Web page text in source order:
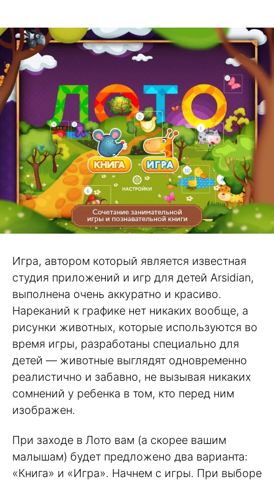
Игра, автором который является известная
студия приложений и игр для детей Arsidian,
выполнена очень аккуратно и красиво.
Нареканий к графике нет никаких вообще, а
рисунки животных, которые используются во
время игры, разработаны специально для
детей — животные выглядят одновременно
реалистично и забавно, не вызывая никаких
сомнений у ребенка в том, кто перед ним
изображен.
При заходе в Лото вам (а скорее вашим
малышам) будет предложено два варианта:
«Книга» и «Игра». Начнем с игры. При выборе